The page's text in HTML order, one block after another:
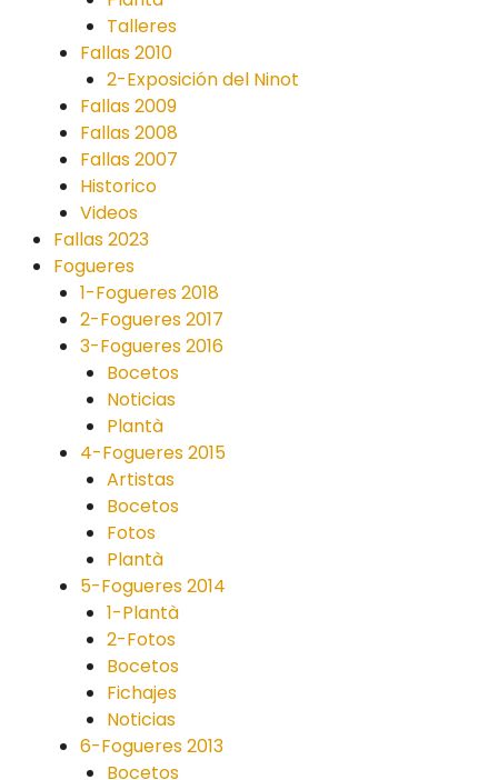
Talleres
Fallas 2010
2-Exposición del Ninot
Fallas 2009
Fallas 2008
Fallas 2007
Historico
Videos
Fallas 2023
Fogueres
1-Fogueres 2018
2-Fogueres 2017
3-Fogueres 2016
Bocetos
Noticias
Plantà
4-Fogueres 2015
Artistas
Bocetos
Fotos
Plantà
5-Fogueres 2014
1-Plantà
2-Fotos
Bocetos
Fichajes
Noticias
6-Fogueres 2013
Bocetos